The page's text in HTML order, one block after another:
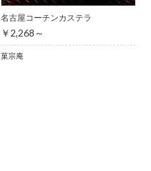
名古屋コーチンカステラ
￥2,268～
菓宗庵